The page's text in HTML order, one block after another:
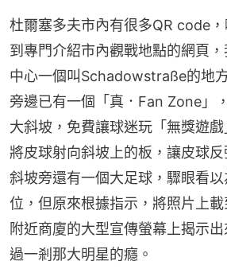
杜爾塞多夫市內有很多QR code
到專門介紹市內觀戰地點的網頁
中心一個叫Schadowstraße的地
旁邊已有一個「真．Fan Zone」
大斜坡，免費讓球迷玩「無獎遊戲
將皮球射向斜坡上的板，讓皮球反
斜坡旁還有一個大足球，驟眼看
位，但原來根據指示，將照片上
附近商廈的大型宣傳螢幕上揭示
過一剎那大明星的癮。